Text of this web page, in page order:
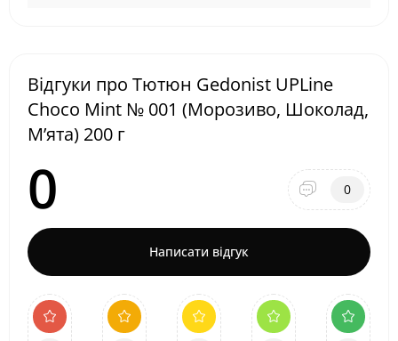
Відгуки про Тютюн Gedonist UPLine
Choco Mint № 001 (Морозиво, Шоколад,
М’ята) 200 г
0 0
Написати відгук